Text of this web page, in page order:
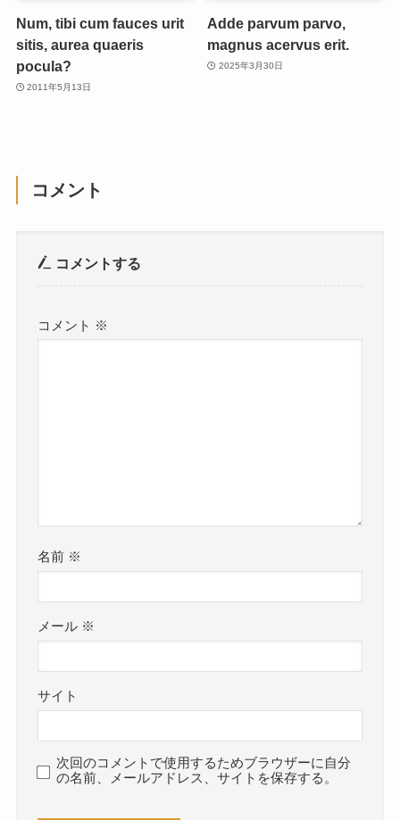
Num, tibi cum fauces urit
sitis, aurea quaeris
pocula?
2011年5月13日
Adde parvum parvo,
magnus acervus erit.
2025年3月30日
コメント
コメントする
コメント ※
名前 ※
メール ※
サイト
次回のコメントで使用するためブラウザーに自分
の名前、メールアドレス、サイトを保存する。